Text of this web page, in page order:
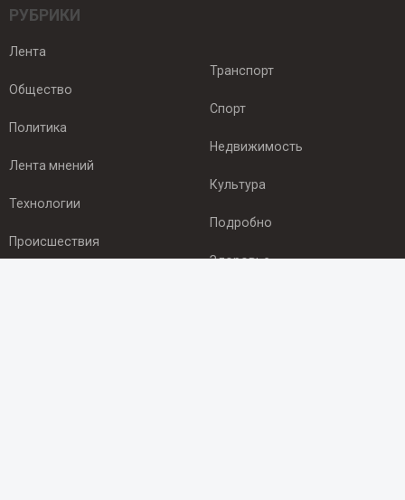
РУБРИКИ
Лента
Общество
Политика
Лента мнений
Технологии
Происшествия
Транспорт
Спорт
Недвижимость
Культура
Подробно
Здоровье